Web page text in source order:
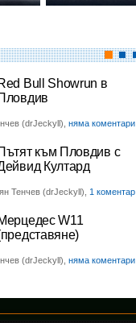
Bull Showrun в
(drJeckyll), няма коментари
към Пловдив с
Култард
Тенчев (drJeckyll), 1 коментар
W11
(drJeckyll), няма коментари